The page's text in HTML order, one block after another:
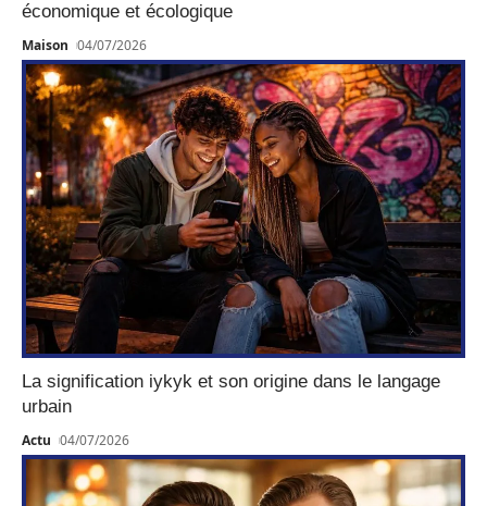
économique et écologique
Maison 04/07/2026
La signification iykyk et son origine dans le langage
urbain
Actu 04/07/2026